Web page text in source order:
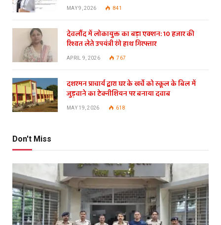
MAY 9, 2026 841
देवलौंद में लोकायुक्त का बड़ा एक्शन: 10 हजार की
रिश्वत लेते उपयंत्री रंगे हाथ गिरफ्तार
APRIL 9, 2026 767
दशरमन प्राचार्य द्वारा घर के खर्चे को स्कूल के बिल में
जुड़वाने का टेक्नीशियन पर बनाया दवाब
MAY 19, 2026 618
Don't Miss